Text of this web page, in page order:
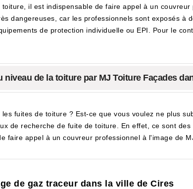
il est indispensable de faire appel à un
dangereuses, car les professionnels sont exposés à
de protection individuelle ou EPI. Pour le
de la toiture par MJ Toiture Façades
fuites de toiture ? Est-ce que vous voulez ne plus
de recherche de fuite de toiture. En effet, ce sont
faire appel à un couvreur professionnel à l'image de
de gaz traceur dans la ville de Cires